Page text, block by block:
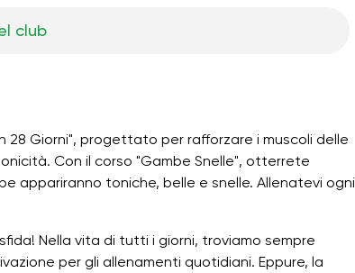
club
28 Giorni", progettato per rafforzare i muscoli delle
Con il corso "Gambe Snelle", otterrete
appariranno toniche, belle e snelle. Allenatevi ogni
Nella vita di tutti i giorni, troviamo sempre
per gli allenamenti quotidiani. Eppure, la